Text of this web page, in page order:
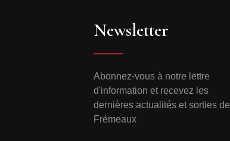
Newsletter
Abonnez-vous à notre lettre
d'information et recevez les
dernières actualités et sorties de
Frémeaux